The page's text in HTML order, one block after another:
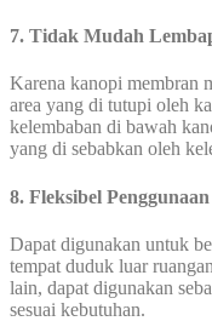
7. Tidak Mudah
Karena kanopi membran
area yang di tutupi oleh
kelembaban di bawah
yang di sebabkan oleh
8. Fleksibel Penggunaan
Dapat digunakan untuk
tempat duduk luar
lain, dapat digunakan
sesuai kebutuhan.